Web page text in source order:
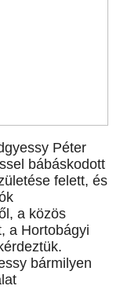
Péter
bábáskodott
felett, és
a közös
a Hortobágyi
bármilyen